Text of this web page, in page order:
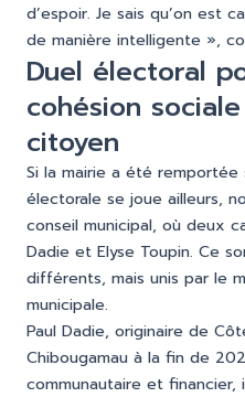
d’espoir. Je sais qu’on est
de manière intelligente »,
Duel électoral
cohésion
citoyen
Si la mairie a été
électorale se joue ailleurs,
conseil municipal, où deux
Dadie et Elyse Toupin. Ce
différents, mais unis par le
municipale.
Paul Dadie, originaire de
Chibougamau à la fin de
communautaire et